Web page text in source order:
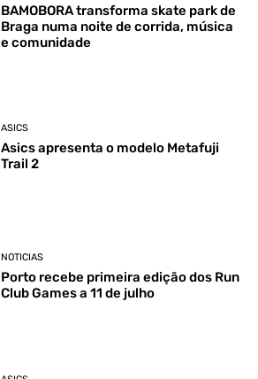
BAMOBORA transforma skate park de
Braga numa noite de corrida, música
e comunidade
ASICS
Asics apresenta o modelo Metafuji
Trail 2
NOTICIAS
Porto recebe primeira edição dos Run
Club Games a 11 de julho